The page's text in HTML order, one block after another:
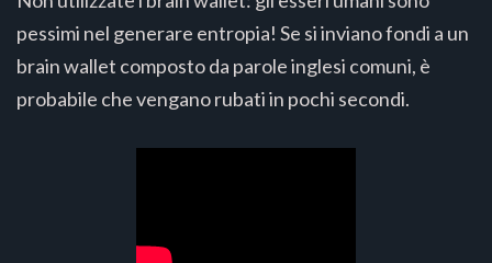
pessimi nel generare entropia! Se si inviano fondi a un
brain wallet composto da parole inglesi comuni, è
probabile che vengano rubati in pochi secondi.